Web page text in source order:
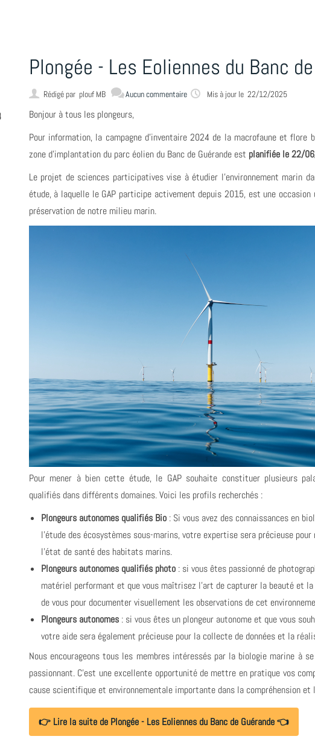
Plongée - Les Eoliennes du Banc
Rédigé parplouf MB Aucun commentaire Mis à jour le 22/12/2025
Bonjour à tous les plongeurs,
Pour information, la campagne d’inventaire 2024 de la macrofaune et
zone d’implantation du parc éolien du Banc de Guérande est planifiée le 22/
Le projet de sciences participatives vise à étudier l'environnement marin
étude, à laquelle le GAP participe activement depuis 2015, est une
préservation de notre milieu marin.
Pour mener à bien cette étude, le GAP souhaite constituer plusieurs
qualifiés dans différents domaines. Voici les profils recherchés :
Plongeurs autonomes qualifiés Bio: Si vous avez des connaissances en
l'étude des écosystèmes sous-marins, votre expertise sera précieuse
l'état de santé des habitats marins.
Plongeurs autonomes qualifiés photo: si vous êtes passionné de
matériel performant et que vous maîtrisez l'art de capturer la beauté et
de vous pour documenter visuellement les observations de cet
Plongeurs autonomes: si vous êtes un plongeur autonome et que vous
votre aide sera également précieuse pour la collecte de données et la
Nous encourageons tous les membres intéressés par la biologie marine à
passionnant. C'est une excellente opportunité de mettre en pratique vos
cause scientifique et environnementale importante dans la compréhension
👉 Lire la suite de Plongée - Les Eoliennes du Banc de Guérande 👈